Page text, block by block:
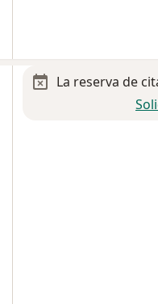
La reserva de